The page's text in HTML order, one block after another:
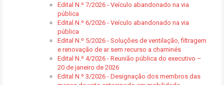
Edital N.º 7/2026 - Veículo abandonado na via
pública
Edital N.º 6/2026 - Veículo abandonado na via
pública
Edital N.º 5/2026 - Soluções de ventilação, filtragem
e renovação de ar sem recurso a chaminés
Edital N.º 4/2026 - Reunião pública do executivo –
20 de janeiro de 2026
Edital N.º 3/2026 - Designação dos membros das